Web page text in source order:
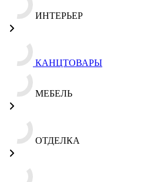
ИНТЕРЬЕР
КАНЦТОВАРЫ
МЕБЕЛЬ
ОТДЕЛКА